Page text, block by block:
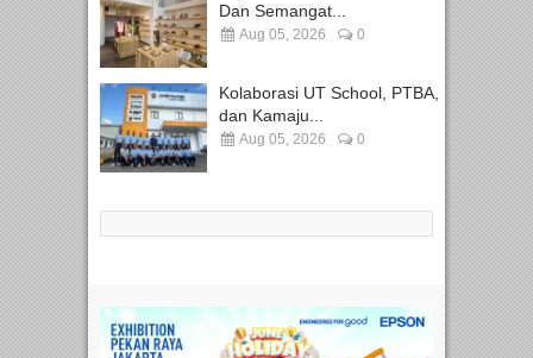
Dan Semangat...
Aug 05, 2026 0
Kolaborasi UT School, PTBA,
dan Kamaju...
Aug 05, 2026 0